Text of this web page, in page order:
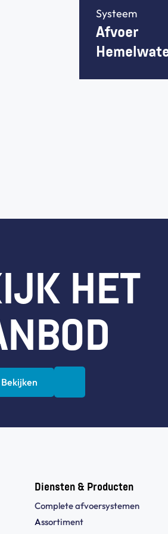
Systeem
Afvoer
HET
Bekijken
Diensten & Producten
Complete afvoersystemen
Assortiment